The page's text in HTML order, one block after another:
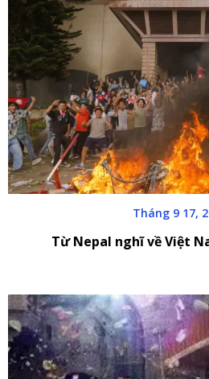
Tháng 9 17,
Từ Nepal nghĩ về Việt